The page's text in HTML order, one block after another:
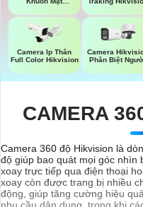
Camera Ip Thân
Full Color Hikvision
Camera
Phân Biệt
CAMERA
Camera 360 độ Hikvision là
độ giúp bao quát mọi góc nhìn
xoay trực tiếp qua điện thoại
xoay còn được trang bị nhiều
động, giúp tăng cường hiệu